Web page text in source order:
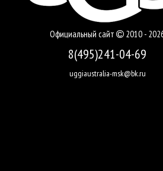
Виктория,
Официальный сайт 2010 -
8(495)241-04-69
uggiaustralia-msk@bk.ru